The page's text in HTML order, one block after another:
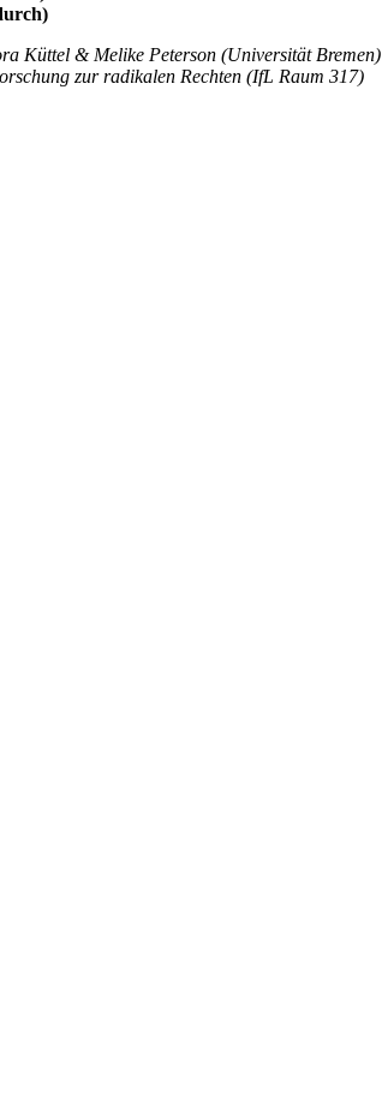
Küttel & Melike Peterson (Universität Bremen)
zur radikalen Rechten (IfL Raum 317)